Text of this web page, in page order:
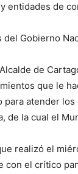
entidades de
del Gobierno
de
que le
para atender
de la cual el
realizó el
con el crítico